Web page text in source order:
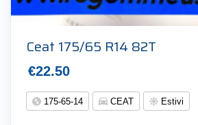
Ceat 175/65 R14 82T
€22.50
175-65-14 CEAT Estivi